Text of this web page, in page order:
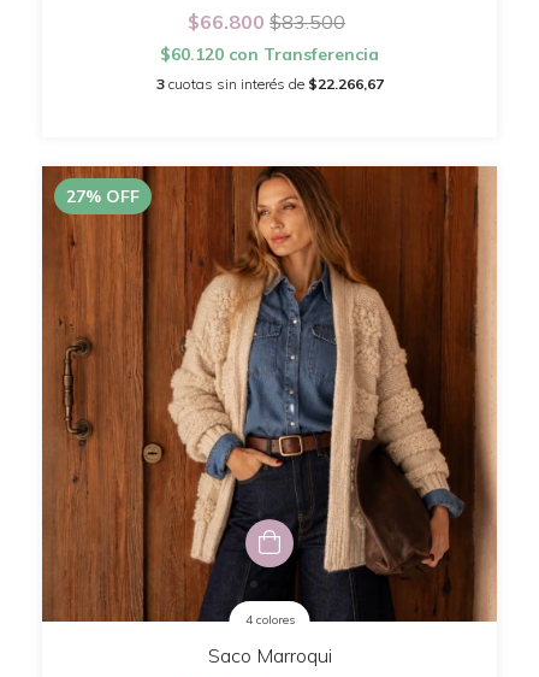
$66.800 $83.500
$60.120 con Transferencia
3 cuotas sin interés de $22.266,67
27% OFF
4 colores
Saco Marroqui